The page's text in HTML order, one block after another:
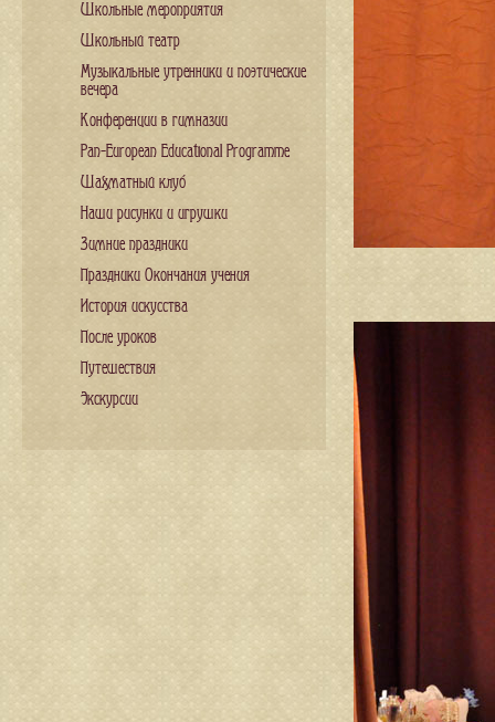
Школьные мероприятия
Школьный театр
Музыкальные утренники и поэтические
вечера
Конференции в гимназии
Pan-European Educational Programme
Шахматный клуб
Наши рисунки и игрушки
Зимние праздники
Праздники Окончания учения
История искусства
После уроков
Путешествия
Экскурсии